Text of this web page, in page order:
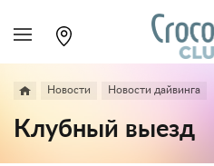
Новости Новости дайвинга
Клубный выезд